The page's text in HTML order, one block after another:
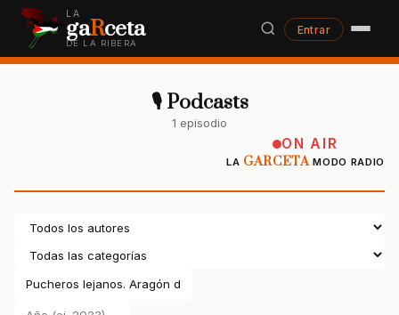
LA
gaRceta
DE LA RIBERA
Entrar
🎙 Podcasts
1 episodio
ON AIR
LA GARCETAMODO RADIO